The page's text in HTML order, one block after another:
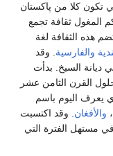
تكون كلا من پاكستان
المغول ثقافة تجمع
هذه الثقافة لغة
والفارسية . وقد
ديانة السيخ. بدأت
القرن الثامن عشر
يعرف اليوم باسم
، والأفغان . وقد اكتسبت
مستهل الفترة التي